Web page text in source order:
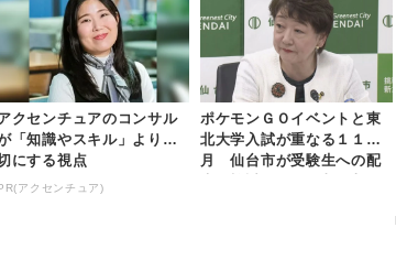
クセンチュアのコンサル
「知識やスキル」より大
にする視点
アクセンチュア)
ポケモンＧＯイベントと東
北大学入試が重なる１１
月 仙台市が受験生への配